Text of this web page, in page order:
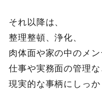
それ以降は、
整理整頓、浄化、
肉体面や家の中のメ
仕事や実務面の管理な
現実的な事柄にしっか